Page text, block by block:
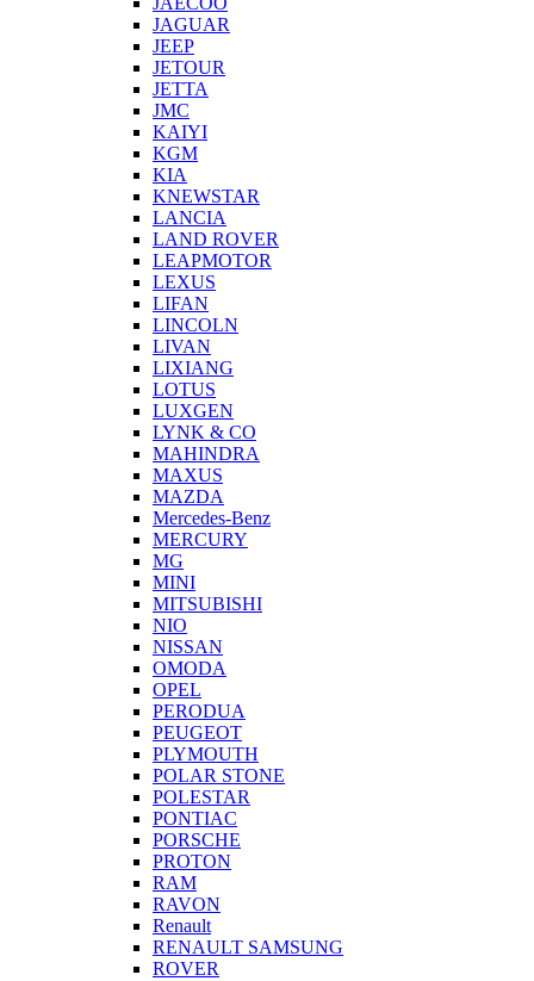
JAGUAR
JEEP
JETOUR
JETTA
JMC
KAIYI
KGM
KIA
KNEWSTAR
LANCIA
LAND ROVER
LEAPMOTOR
LEXUS
LIFAN
LINCOLN
LIVAN
LIXIANG
LOTUS
LUXGEN
LYNK & CO
MAHINDRA
MAXUS
MAZDA
Mercedes-Benz
MERCURY
MG
MINI
MITSUBISHI
NIO
NISSAN
OMODA
OPEL
PERODUA
PEUGEOT
PLYMOUTH
POLAR STONE
POLESTAR
PONTIAC
PORSCHE
PROTON
RAM
RAVON
Renault
RENAULT SAMSUNG
ROVER